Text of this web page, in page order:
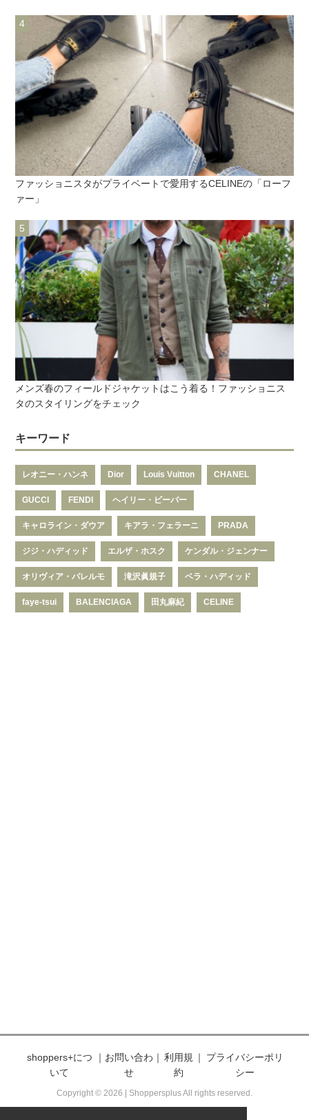
ファッショニスタがプライベートで愛用するCELINEの「ローフ
ァー」
メンズ春のフィールドジャケットはこう着る！ファッショニス
タのスタイリングをチェック
キーワード
レオニー・ハンネ Dior Louis Vuitton CHANEL
GUCCI FENDI ヘイリー・ビーバー
キャロライン・ダウア キアラ・フェラーニ PRADA
ジジ・ハディッド エルザ・ホスク ケンダル・ジェンナー
オリヴィア・パレルモ 滝沢眞規子 ベラ・ハディッド
faye-tsui BALENCIAGA 田丸麻紀 CELINE
shoppers+につ
いて
｜ お問い合わ
せ
｜ 利用規
約
｜
プライバシーポリ
シー
Copyright © 2026 | Shoppersplus All rights reserved.